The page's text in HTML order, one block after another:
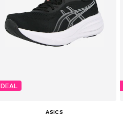
DEAL
ASICS